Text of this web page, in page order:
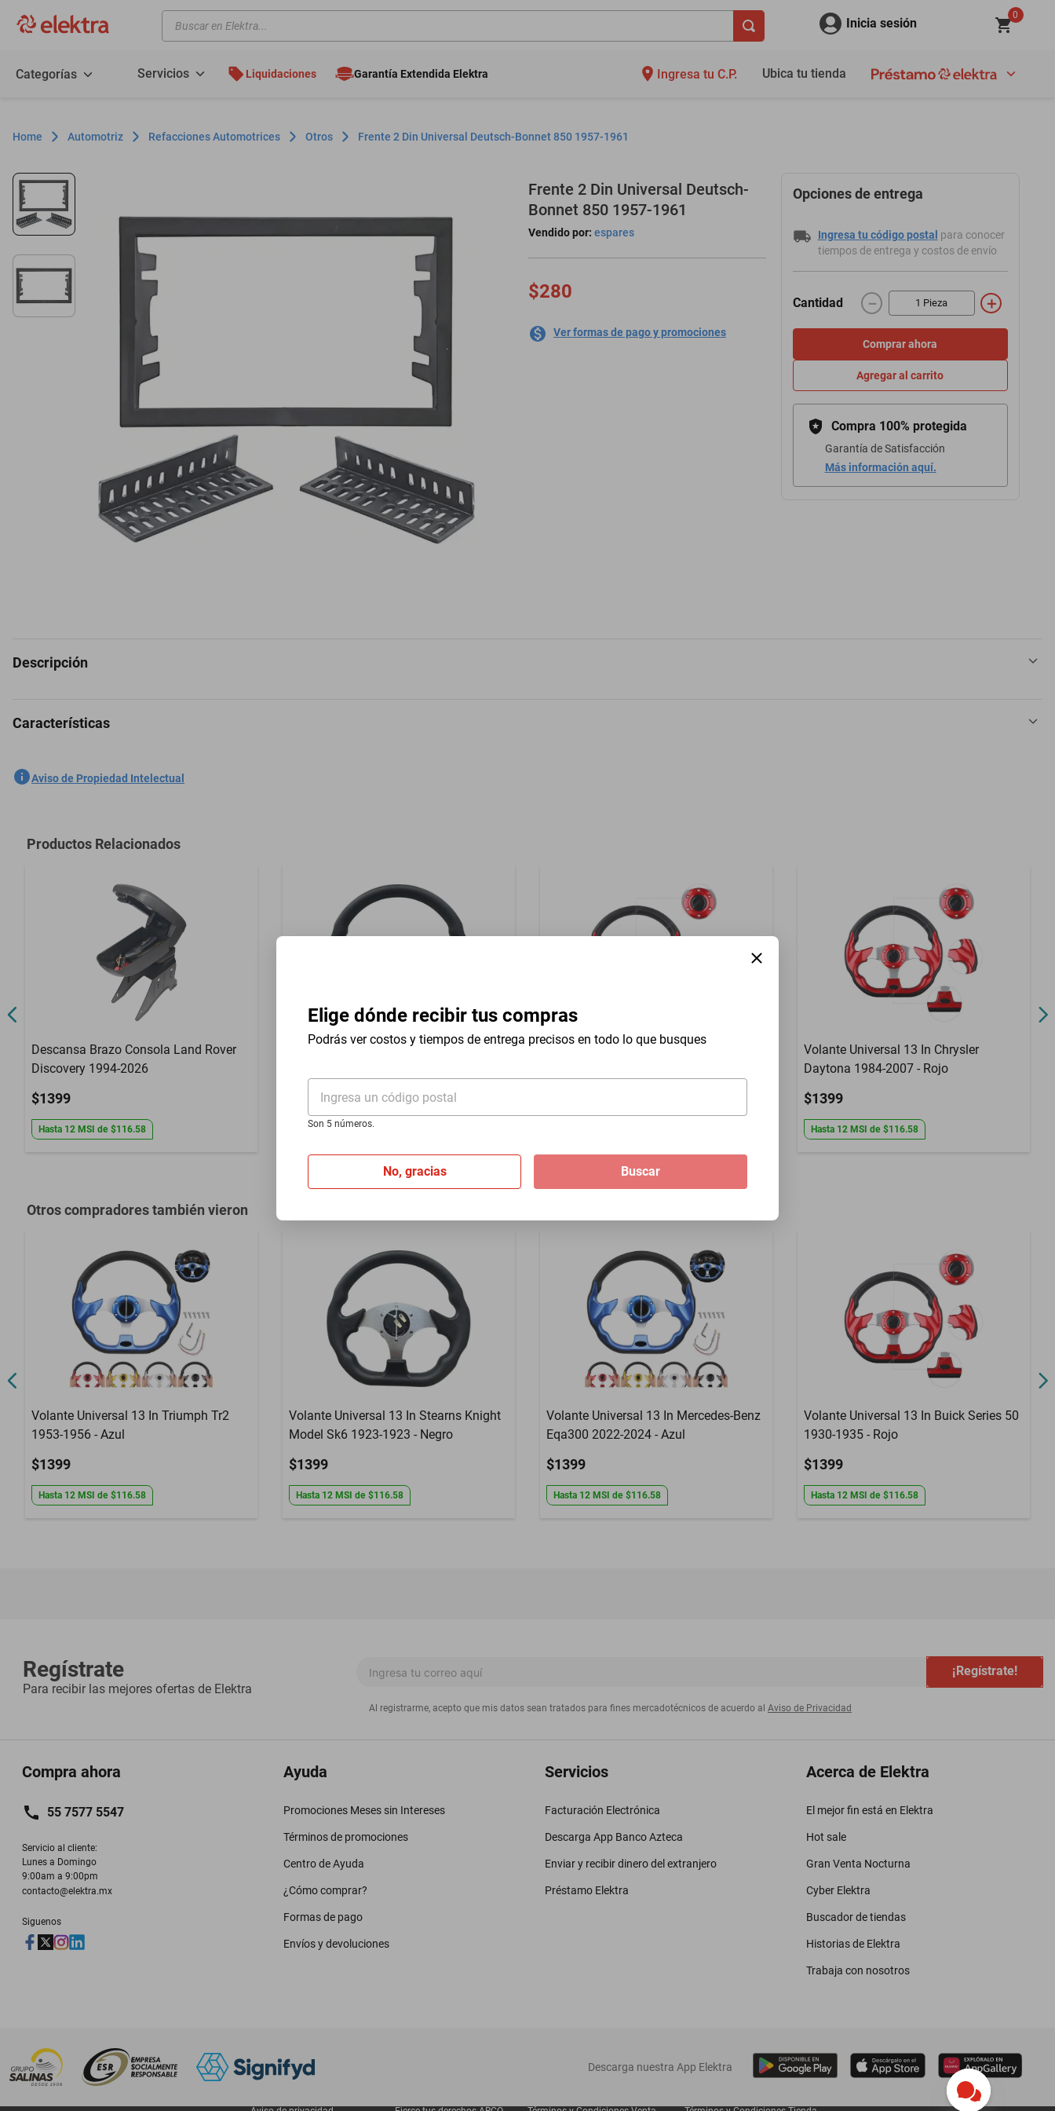
Buscar en Elektra... Inicia sesión
0
Categorías Servicios Liquidaciones Garantía Extendida Elektra Ingresa tu C.P.
Elige dónde recibir tus compras
Podrás ver costos y tiempos de entrega precisos en todo lo que busques
Ingresa un código postal
Son 5 números.
No, gracias Buscar
Ubica tu tienda
Automotriz Refacciones Automotrices Otros Frente 2 Din Universal Deutsch-Bonnet 850 1957-1961
Frente 2 Din Universal Deutsch-
Bonnet 850 1957-1961
Vendido por: espares
$280
Ver formas de pago y promociones
Opciones de entrega
Ingresa tu código postal para conocer
tiempos de entrega y costos de envío
Cantidad ＋
－
Comprar ahora
Agregar al carrito
Compra 100% protegida
Garantía de Satisfacción
Más información aquí.
Descripción
Frente 2 Din Universal Deutsch-Bonnet 850 1957-1961
Características
SKU
Modelo
Aviso de Propiedad Intelectual
Productos Relacionados
Descansa Brazo Consola Land Rover
Discovery 1994-2026
$1399
Hasta 12 MSI de $116.58
Volante Universal 13 In Stearns Knight
$1399
Hasta12 MSIde $116.58
Volante Universal 13 In Gmc Acadia
Volante Universal 13 In Chrysler
Daytona 1984-2007 - Rojo
$1399
Hasta 12 MSI de $116.58
Otros compradores también vieron
Volante Universal 13 In Triumph Tr2
1953-1956 - Azul
$1399
Hasta 12 MSI de $116.58
Volante Universal 13 In Stearns Knight
Model Sk6 1923-1923 - Negro
$1399
Hasta 12 MSI de $116.58
Volante Universal 13 In Mercedes-Benz
Eqa300 2022-2024 - Azul
$1399
Hasta 12 MSI de $116.58
Volante Universal 13 In Buick Series 50
1930-1935 - Rojo
$1399
Hasta 12 MSI de $116.58
Regístrate
Para recibir las mejores ofertas de Elektra
¡Regístrate!
Al registrarme, acepto que mis datos sean tratados para fines mercadotécnicos de acuerdo al Aviso de Privacidad
Compra ahora
55 7577 5547
Servicio al cliente:
Lunes a Domingo
9:00am a 9:00pm
contacto@elektra.mx
Siguenos
Ayuda
Promociones Meses sin Intereses
Términos de promociones
Centro de Ayuda
¿Cómo comprar?
Formas de pago
Envíos y devoluciones
Servicios
Facturación Electrónica
Descarga App Banco Azteca
Enviar y recibir dinero del extranjero
Préstamo Elektra
Acerca de Elektra
El mejor fin está en Elektra
Hot sale
Gran Venta Nocturna
Cyber Elektra
Buscador de tiendas
Historias de Elektra
Trabaja con nosotros
‎ Descarga nuestra App Elektra
motos
colchones